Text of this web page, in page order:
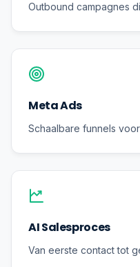
Outbound campagnes
Meta Ads
Schaalbare funnels
AI Salesproces
Van eerste contact tot